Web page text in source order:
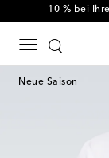
-10 % bei
Neue Saison